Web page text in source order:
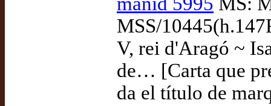
MSS/
V, rei d'Aragó ~
de… [Carta que
da el título de